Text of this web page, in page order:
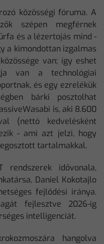
közösségi fóruma. A
szépen megférnek
és a lézertojás mind -
a kimondottan izgalmas
van; így eshet
van a technológiai
és egy ezrelékük
bárki posztolhat
is, aki 8.600
(nettó kedvelésként
- ami azt jelzi, hogy
tartalmakkal.
idővonala,
Daniel Kokotajlo
fejlődési iránya.
fejlesztve 2026-ig
intelligenciát.
hangolva